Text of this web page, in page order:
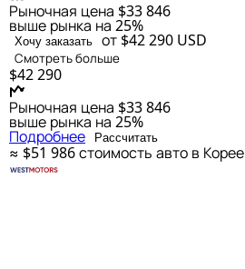
Рыночная цена $33 846
выше рынка на 25%
Хочу заказать от $42 290 USD
Смотреть больше
$42 290
Рыночная цена $33 846
выше рынка на 25%
Подробнее Рассчитать
≈ $51 986стоимость авто в Корее